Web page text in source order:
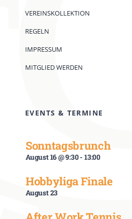
VEREINSKOLLEKTION
REGELN
IMPRESSUM
MITGLIED WERDEN
EVENTS & TERMINE
Sonntagsbrunch
August 16 @ 9:30- 13:00
Hobbyliga Finale
August 23